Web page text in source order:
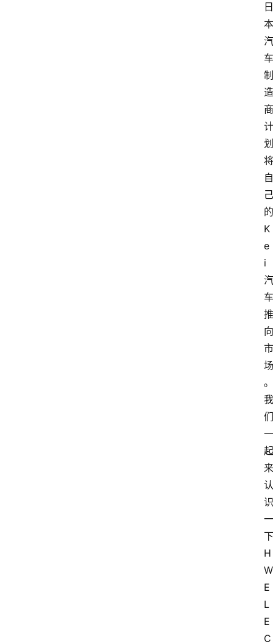
日
本
汽
车
制
造
商
计
划
将
自
己
的
K
e
i
汽
车
推
向
市
场
。
我
们
一
起
来
认
识
一
下
H
W
E
L
E
C